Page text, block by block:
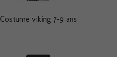
Costume viking 7-9 ans